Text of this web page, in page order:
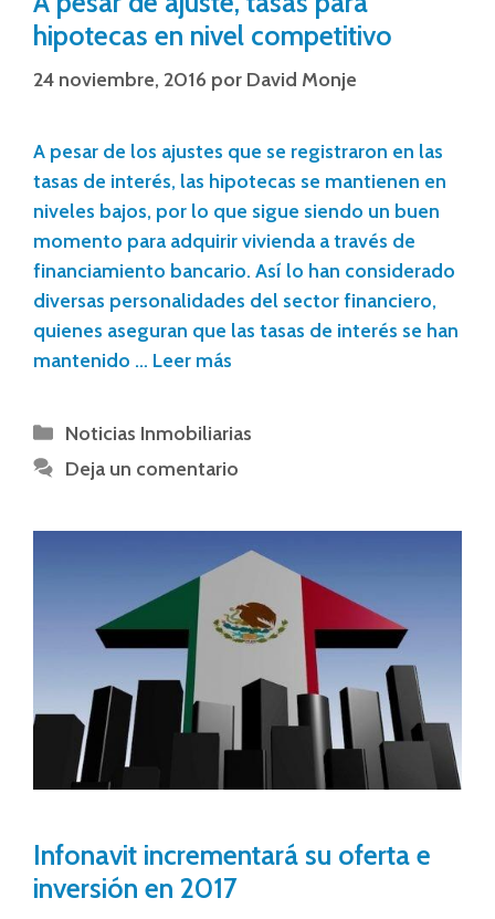
hipotecas en nivel competitivo
24 noviembre, 2016 por David Monje
A pesar de los ajustes que se registraron en las
tasas de interés, las hipotecas se mantienen en
niveles bajos, por lo que sigue siendo un buen
momento para adquirir vivienda a través de
financiamiento bancario. Así lo han considerado
diversas personalidades del sector financiero,
quienes aseguran que las tasas de interés se han
mantenido … Leer más
Noticias Inmobiliarias
Deja un comentario
Infonavit incrementará su oferta e
inversión en 2017